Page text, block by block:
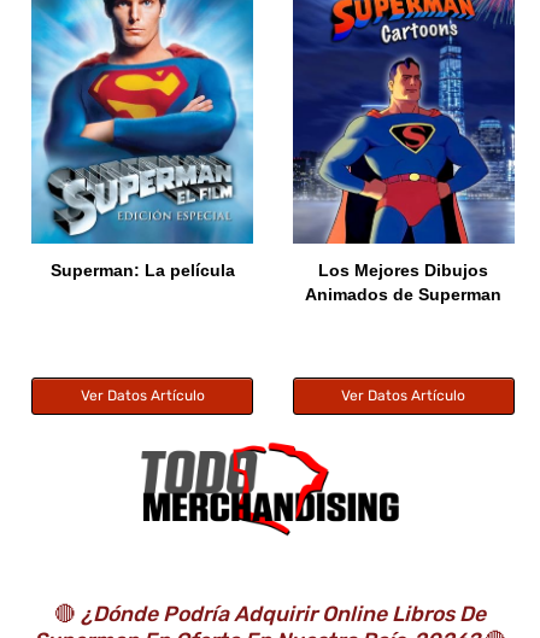
Superman: La película
Ver Datos Artículo
Los Mejores Dibujos
Animados de Superman
Ver Datos Artículo
🔴 ¿Dónde Podría Adquirir Online Libros De